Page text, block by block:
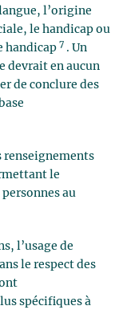
l’origine
le handicap ou
handicap 7 . Un
devrait en aucun
de conclure des
renseignements
le
au
l’usage de
le respect des
spécifiques à